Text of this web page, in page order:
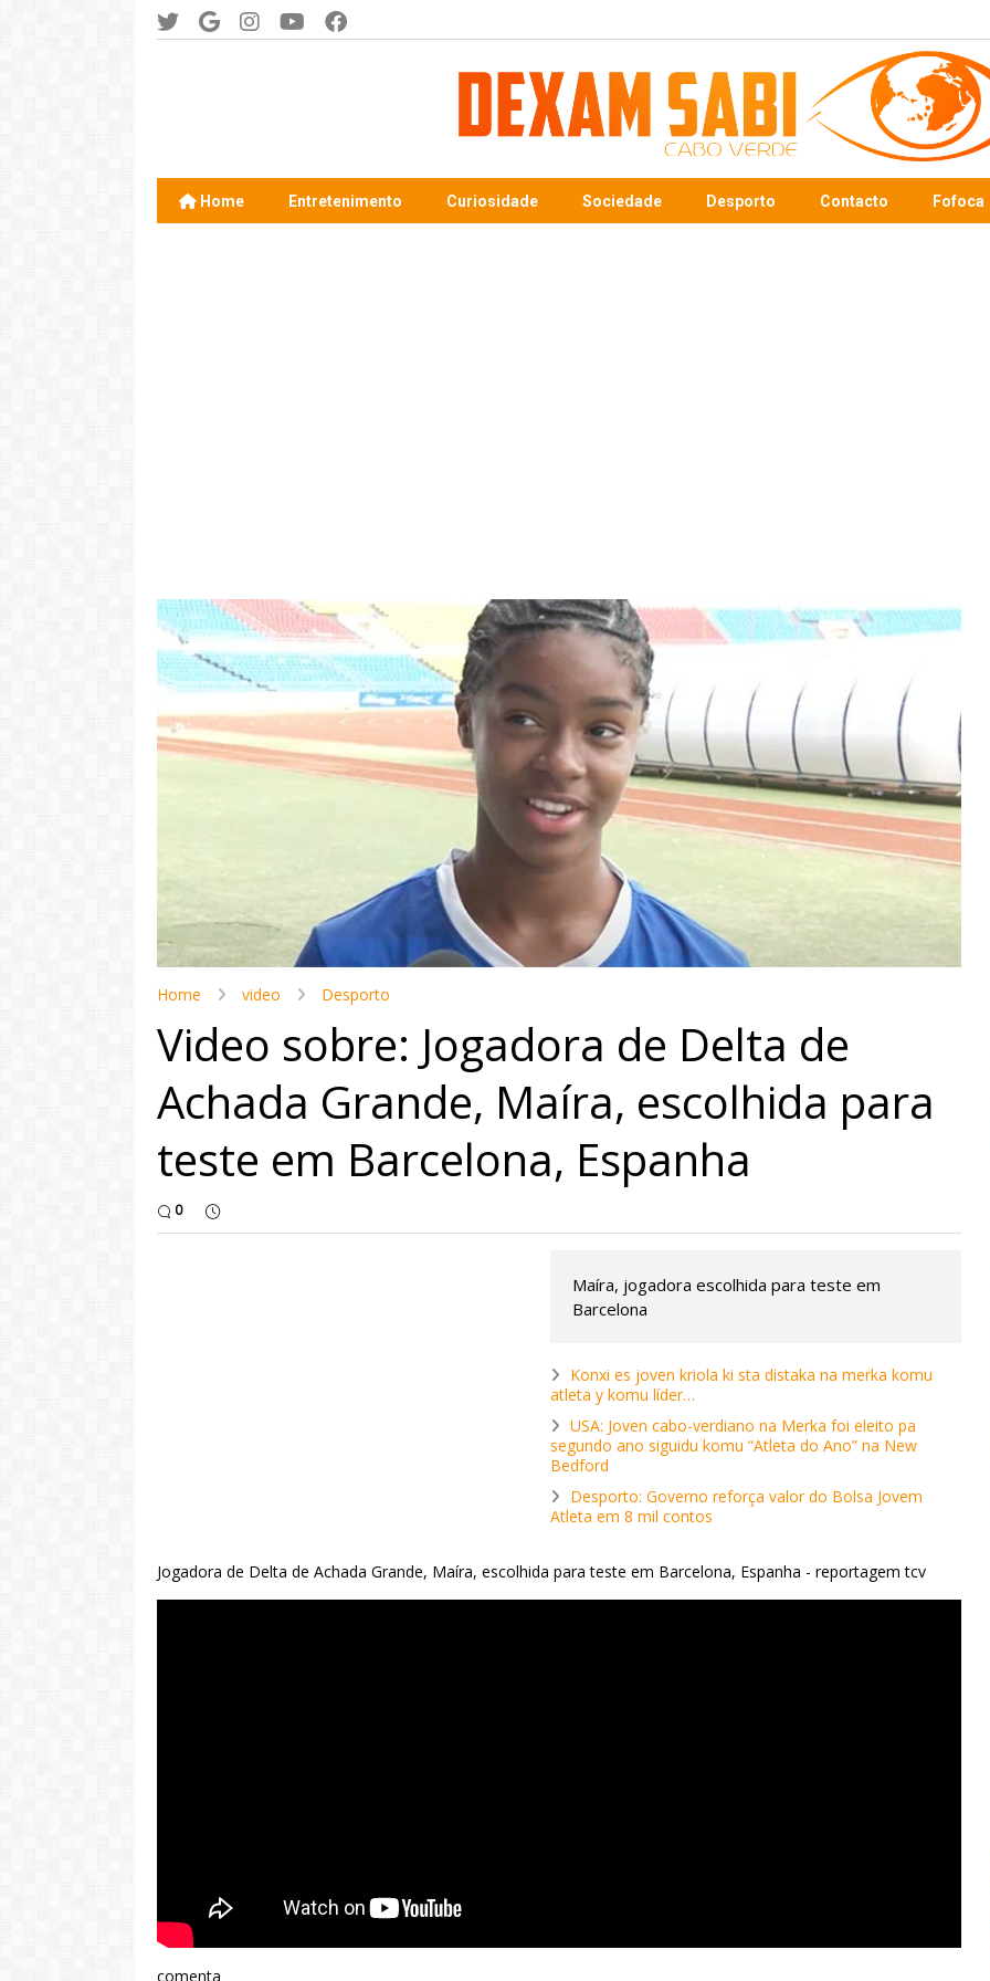
Home Entretenimento Curiosidade Sociedade Desporto Contacto Fofoca
Home video Desporto
Video sobre: Jogadora de Delta de
Achada Grande, Maíra, escolhida para
teste em Barcelona, Espanha
0
Maíra, jogadora escolhida para teste em
Barcelona
Konxi es joven kriola ki sta distaka na merka komu
atleta y komu líder…
USA: Joven cabo-verdiano na Merka foi eleito pa
segundo ano siguidu komu “Atleta do Ano” na New
Bedford
Desporto: Governo reforça valor do Bolsa Jovem
Atleta em 8 mil contos
Jogadora de Delta de Achada Grande, Maíra, escolhida para teste em Barcelona, Espanha - reportagem tcv
comenta
"Com 16 anos fui para cama
com o Presidente "
LER MAIS
Video: Caboverdiana konta
motivo ki fazel larga
Portugal pa volta pa Cabo
LER MAIS